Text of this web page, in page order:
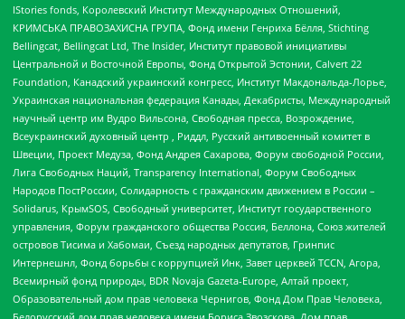
IStories fonds, Королевский Институт Международных Отношений,
КРИМСЬКА ПРАВОЗАХИСНА ГРУПА, Фонд имени Генриха Бёлля, Stichting
Bellingcat, Bellingcat Ltd, The Insider, Институт правовой инициативы
Центральной и Восточной Европы, Фонд Открытой Эстонии, Calvert 22
Foundation, Канадский украинский конгресс, Институт Макдональда-Лорье,
Украинская национальная федерация Канады, Декабристы, Международный
научный центр им Вудро Вильсона, Свободная пресса, Возрождение,
Всеукраинский духовный центр , Риддл, Русский антивоенный комитет в
Швеции, Проект Медуза, Фонд Андрея Сахарова, Форум свободной России,
Лига Свободных Наций, Transparеncy International, Форум Свободных
Народов ПостРоссии, Солидарность с гражданским движением в России –
Solidarus, КрымSOS, Свободный университет, Институт государственного
управления, Форум гражданского общества Россия, Беллона, Союз жителей
островов Тисима и Хабомаи, Съезд народных депутатов, Гринпис
Интернешнл, Фонд борьбы с коррупцией Инк, Завет церквей TCCN, Агора,
Всемирный фонд природы, BDR Novaja Gazeta-Europe, Алтай проект,
Образовательный дом прав человека Чернигов, Фонд Дом Прав Человека,